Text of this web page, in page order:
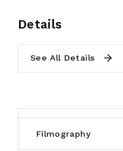
Details
See All Details
Filmography